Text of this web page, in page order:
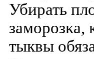
Убирать
заморозка,
тыквы